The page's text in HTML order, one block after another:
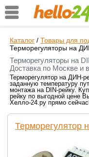
Каталог / Товары для
Терморегуляторы на
Терморегуляторы на
Доставка по Москве и
Терморегулятор на ДИН-
заданную температуру
монтажа на DIN-рейку.
рейку по выгодной цене
Хелло-24.ру прямо
Терморегулятор